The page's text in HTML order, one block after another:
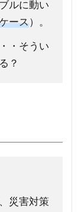
ルに動い
ース）。
・そうい
？
災害対策